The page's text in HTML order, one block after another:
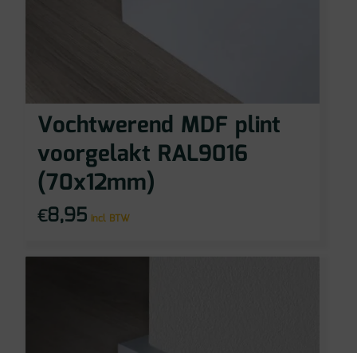
Vochtwerend MDF plint
voorgelakt RAL9016
(70x12mm)
€8,95 incl BTW